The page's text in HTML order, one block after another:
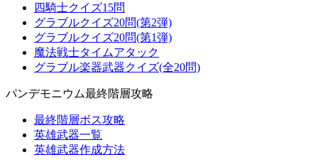
四騎士クイズ15問
グラブルクイズ20問(第2弾)
グラブルクイズ20問(第1弾)
魔法戦士タイムアタック
グラブル楽器武器クイズ(全20問)
パンデモニウム最終階層攻略
最終階層ボス攻略
英雄武器一覧
英雄武器作成方法